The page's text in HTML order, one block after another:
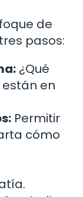
de
pasos:
¿Qué
en
Permitir
cómo